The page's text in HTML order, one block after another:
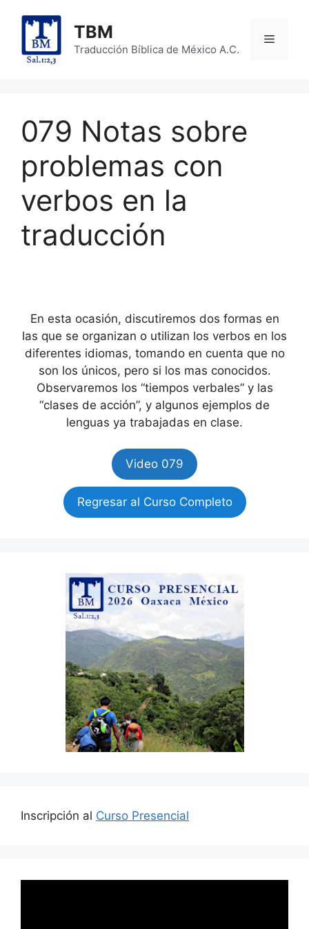
content
TBM
Traducción Bíblica de México A.C.
Menu
079 Notas sobre
problemas con
verbos en la
traducción
En esta ocasión, discutiremos dos formas en
las que se organizan o utilizan los verbos en los
diferentes idiomas, tomando en cuenta que no
son los únicos, pero si los mas conocidos.
Observaremos los “tiempos verbales” y las
“clases de acción”, y algunos ejemplos de
lenguas ya trabajadas en clase.
Video 079
Regresar al Curso Completo
Inscripción al Curso Presencial